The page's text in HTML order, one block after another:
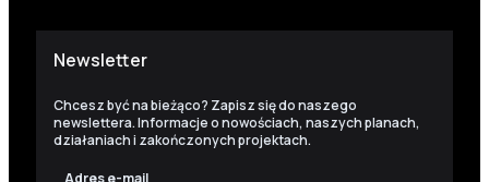
Newsletter
Chcesz być na bieżąco? Zapisz się do naszego
newslettera. Informacje o nowościach, naszych planach,
działaniach i zakończonych projektach.
Adres e-mail